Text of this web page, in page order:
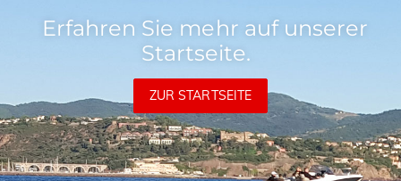
Erfahren Sie mehr auf unserer
Startseite.
ZUR STARTSEITE